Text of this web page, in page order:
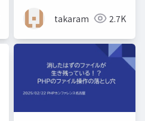
takaram 2.7K